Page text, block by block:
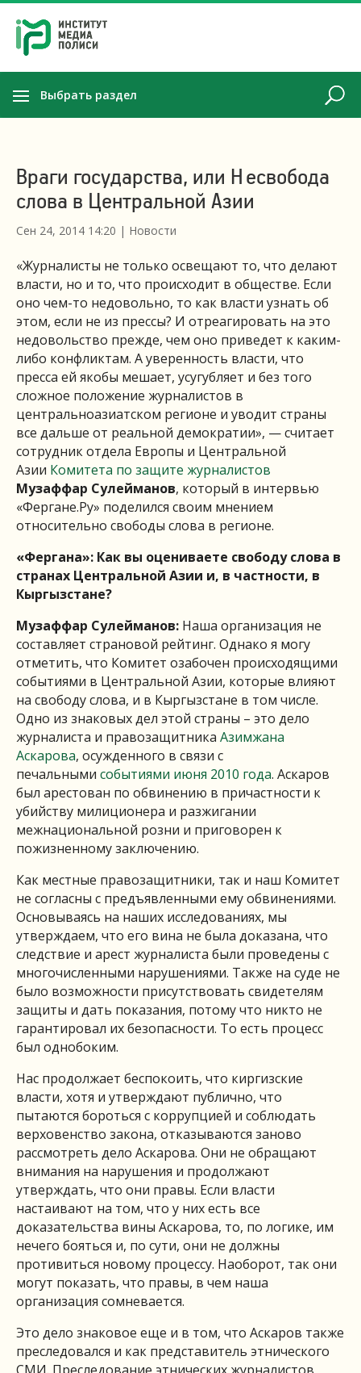
Выбрать раздел
Враги государства, или Несвобода
слова в Центральной Азии
Сен 24, 2014 14:20 | Новости
«Журналисты не только освещают то, что делают
власти, но и то, что происходит в обществе. Если
оно чем-то недовольно, то как власти узнать об
этом, если не из прессы? И отреагировать на это
недовольство прежде, чем оно приведет к каким-
либо конфликтам. А уверенность власти, что
пресса ей якобы мешает, усугубляет и без того
сложное положение журналистов в
центральноазиатском регионе и уводит страны
все дальше от реальной демократии», — считает
сотрудник отдела Европы и Центральной
Азии Комитета по защите журналистов
Музаффар Сулейманов, который в интервью
«Фергане.Ру» поделился своим мнением
относительно свободы слова в регионе.
«Фергана»: Как вы оцениваете свободу слова в
странах Центральной Азии и, в частности, в
Кыргызстане?
Музаффар Сулейманов: Наша организация не
составляет страновой рейтинг. Однако я могу
отметить, что Комитет озабочен происходящими
событиями в Центральной Азии, которые влияют
на свободу слова, и в Кыргызстане в том числе.
Одно из знаковых дел этой страны – это дело
журналиста и правозащитника Азимжана
Аскарова, осужденного в связи с
печальными событиями июня 2010 года. Аскаров
был арестован по обвинению в причастности к
убийству милиционера и разжигании
межнациональной розни и приговорен к
пожизненному заключению.
Как местные правозащитники, так и наш Комитет
не согласны с предъявленными ему обвинениями.
Основываясь на наших исследованиях, мы
утверждаем, что его вина не была доказана, что
следствие и арест журналиста были проведены с
многочисленными нарушениями. Также на суде не
было возможности присутствовать свидетелям
защиты и дать показания, потому что никто не
гарантировал их безопасности. То есть процесс
был однобоким.
Нас продолжает беспокоить, что киргизские
власти, хотя и утверждают публично, что
пытаются бороться с коррупцией и соблюдать
верховенство закона, отказываются заново
рассмотреть дело Аскарова. Они не обращают
внимания на нарушения и продолжают
утверждать, что они правы. Если власти
настаивают на том, что у них есть все
доказательства вины Аскарова, то, по логике, им
нечего бояться и, по сути, они не должны
противиться новому процессу. Наоборот, так они
могут показать, что правы, в чем наша
организация сомневается.
Это дело знаковое еще и в том, что Аскаров также
преследовался и как представитель этнического